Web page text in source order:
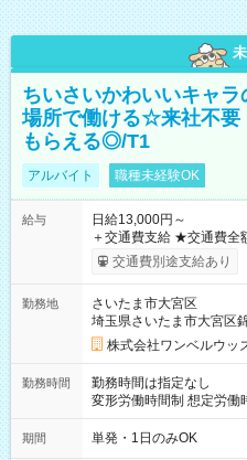
ちいさいかわいいキャ
場所で働ける☆来社不要
もらえる◎/T1
アルバイト 職種未経験OK
給与
日給13,000円～
＋交通費支給 ★交通費全額支給！ ┗案件により規定あり ★日払
いOK！（規定あり） ┗
ンビニATMから 日払い分を引き
交通費別途支給あり
勤務地
さいたま市大宮区
埼玉県さいたま市大宮区
株式会社ワンベルウッ
勤務時間
勤務時間は指定なし
変形労働時間制 想定労働時間160時間/
～21：00
期間 単発・1日のみOK